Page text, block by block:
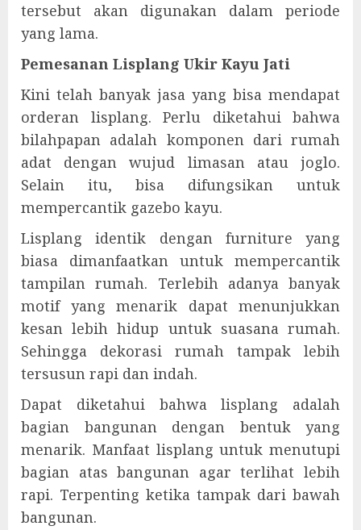
tersebut akan digunakan dalam periode
yang lama.
Pemesanan Lisplang Ukir Kayu Jati
Kini telah banyak jasa yang bisa mendapat
orderan lisplang. Perlu diketahui bahwa
bilahpapan adalah komponen dari rumah
adat dengan wujud limasan atau joglo.
Selain itu, bisa difungsikan untuk
mempercantik gazebo kayu.
Lisplang identik dengan furniture yang
biasa dimanfaatkan untuk mempercantik
tampilan rumah. Terlebih adanya banyak
motif yang menarik dapat menunjukkan
kesan lebih hidup untuk suasana rumah.
Sehingga dekorasi rumah tampak lebih
tersusun rapi dan indah.
Dapat diketahui bahwa lisplang adalah
bagian bangunan dengan bentuk yang
menarik. Manfaat lisplang untuk menutupi
bagian atas bangunan agar terlihat lebih
rapi. Terpenting ketika tampak dari bawah
bangunan.